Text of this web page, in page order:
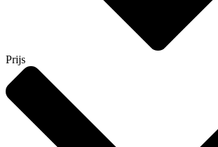
Prijs